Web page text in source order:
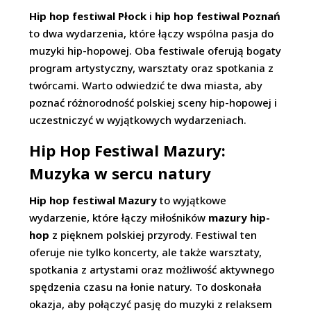
Hip hop festiwal Płock i hip hop festiwal Poznań
to dwa wydarzenia, które łączy wspólna pasja do
muzyki hip-hopowej. Oba festiwale oferują bogaty
program artystyczny, warsztaty oraz spotkania z
twórcami. Warto odwiedzić te dwa miasta, aby
poznać różnorodność polskiej sceny hip-hopowej i
uczestniczyć w wyjątkowych wydarzeniach.
Hip Hop Festiwal Mazury:
Muzyka w sercu natury
Hip hop festiwal Mazury to wyjątkowe
wydarzenie, które łączy miłośników mazury hip-
hop z pięknem polskiej przyrody. Festiwal ten
oferuje nie tylko koncerty, ale także warsztaty,
spotkania z artystami oraz możliwość aktywnego
spędzenia czasu na łonie natury. To doskonała
okazja, aby połączyć pasję do muzyki z relaksem